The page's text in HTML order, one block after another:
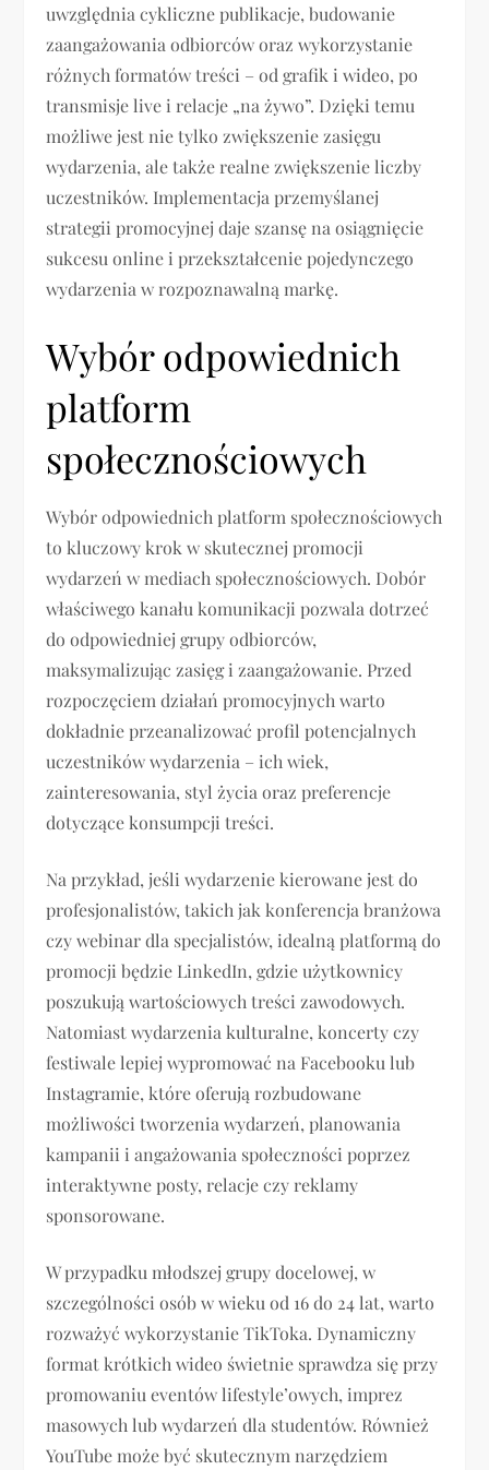
uwzględnia cykliczne publikacje, budowanie
zaangażowania odbiorców oraz wykorzystanie
różnych formatów treści – od grafik i wideo, po
transmisje live i relacje „na żywo”. Dzięki temu
możliwe jest nie tylko zwiększenie zasięgu
wydarzenia, ale także realne zwiększenie liczby
uczestników. Implementacja przemyślanej
strategii promocyjnej daje szansę na osiągnięcie
sukcesu online i przekształcenie pojedynczego
wydarzenia w rozpoznawalną markę.
Wybór odpowiednich
platform
społecznościowych
Wybór odpowiednich platform społecznościowych
to kluczowy krok w skutecznej promocji
wydarzeń w mediach społecznościowych. Dobór
właściwego kanału komunikacji pozwala dotrzeć
do odpowiedniej grupy odbiorców,
maksymalizując zasięg i zaangażowanie. Przed
rozpoczęciem działań promocyjnych warto
dokładnie przeanalizować profil potencjalnych
uczestników wydarzenia – ich wiek,
zainteresowania, styl życia oraz preferencje
dotyczące konsumpcji treści.
Na przykład, jeśli wydarzenie kierowane jest do
profesjonalistów, takich jak konferencja branżowa
czy webinar dla specjalistów, idealną platformą do
promocji będzie LinkedIn, gdzie użytkownicy
poszukują wartościowych treści zawodowych.
Natomiast wydarzenia kulturalne, koncerty czy
festiwale lepiej wypromować na Facebooku lub
Instagramie, które oferują rozbudowane
możliwości tworzenia wydarzeń, planowania
kampanii i angażowania społeczności poprzez
interaktywne posty, relacje czy reklamy
sponsorowane.
W przypadku młodszej grupy docelowej, w
szczególności osób w wieku od 16 do 24 lat, warto
rozważyć wykorzystanie TikToka. Dynamiczny
format krótkich wideo świetnie sprawdza się przy
promowaniu eventów lifestyle’owych, imprez
masowych lub wydarzeń dla studentów. Również
YouTube może być skutecznym narzędziem